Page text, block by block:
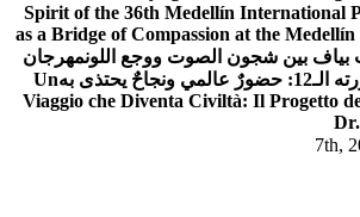
Spirit of the 36th Medellín International
as a Bridge of Compassion at the
بياف بين شجون الصوت ووجع اللونمهرجان
يحتذى به
Un
Viaggio che Diventa Civiltà: Il Progetto